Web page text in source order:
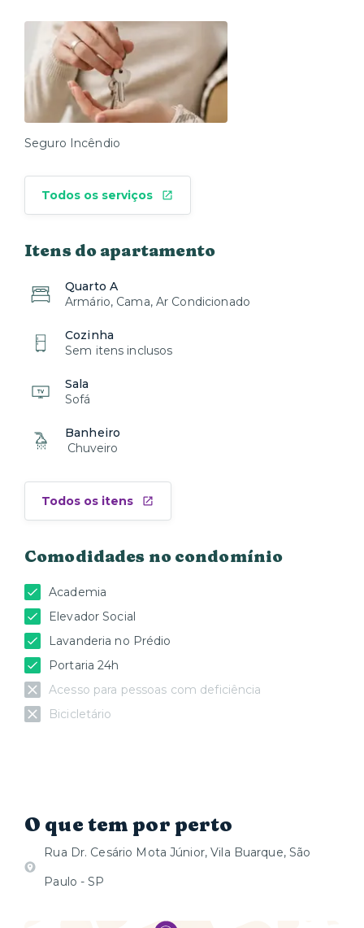
Seguro Incêndio
Todos os serviços
Itens do apartamento
Quarto A
Armário, Cama, Ar Condicionado
Cozinha
Sem itens inclusos
Sala
Sofá
Banheiro
Chuveiro
Todos os itens
Comodidades no condomínio
Academia
Elevador Social
Lavanderia no Prédio
Portaria 24h
Acesso para pessoas com deficiência
Bicicletário
O que tem por perto
Rua Dr. Cesário Mota Júnior, Vila Buarque, São
Paulo - SP